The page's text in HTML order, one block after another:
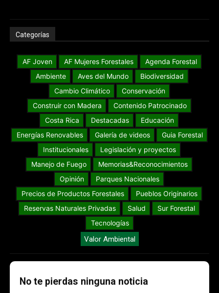
Categorías
AF Joven AF Mujeres Forestales
Agenda Forestal
Ambiente
Aves del Mundo
Biodiversidad
Cambio Climático
Conservación
Construir con Madera
Contenido Patrocinado
Costa Rica
Destacadas
Educación
Energías Renovables
Galería de videos
Guia Forestal
Institucionales
Legislación y proyectos
Manejo de Fuego
Memorias&Reconocimientos
Opinión
Parques Nacionales
Precios de Productos Forestales
Pueblos Originarios
Reservas Naturales Privadas
Salud
Sur Forestal
Tecnologías
Valor Ambiental
No te pierdas ninguna noticia